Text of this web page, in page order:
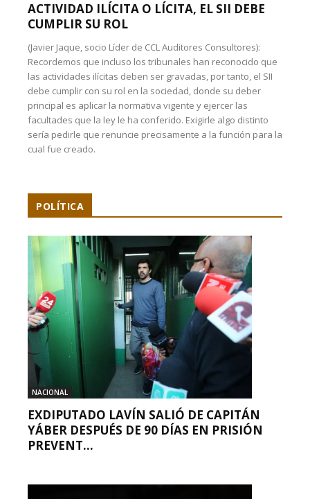
ACTIVIDAD ILÍCITA O LÍCITA, EL SII DEBE
CUMPLIR SU ROL
(Javier Jaque, socio Líder de CCL Auditores Consultores):
Recordemos que incluso los tribunales han reconocido que
las actividades ilícitas deben ser gravadas, por tanto, el SII
debe cumplir con su rol en la sociedad, donde su deber
principal es aplicar la normativa vigente y ejercer las
facultades que la ley le ha conferido. Exigirle algo distinto
sería pedirle que renuncie precisamente a la función para la
cual fue creado.
POLÍTICA
NACIONAL
EXDIPUTADO LAVÍN SALIÓ DE CAPITÁN
YÁBER DESPUÉS DE 90 DÍAS EN PRISIÓN
PREVENT...